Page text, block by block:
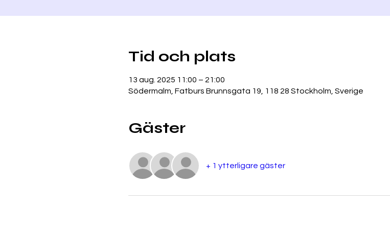
Tid och plats
13 aug. 2025 11:00 – 21:00
Södermalm, Fatburs Brunnsgata 19, 118 28 Stockholm, Sverige
Gäster
+ 1 ytterligare gäster